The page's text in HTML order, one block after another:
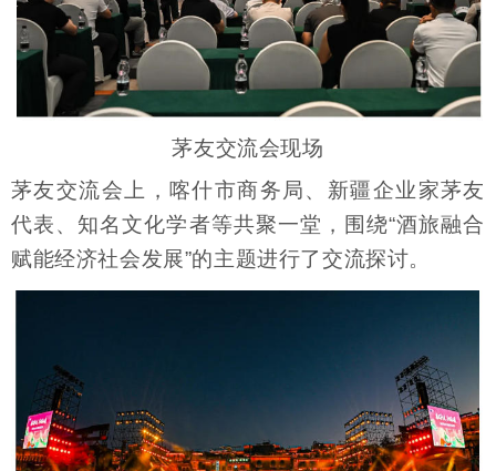
茅友交流会现场
茅友交流会上，喀什市商务局、新疆企业家茅友
代表、知名文化学者等共聚一堂，围绕“酒旅融合
赋能经济社会发展”的主题进行了交流探讨。